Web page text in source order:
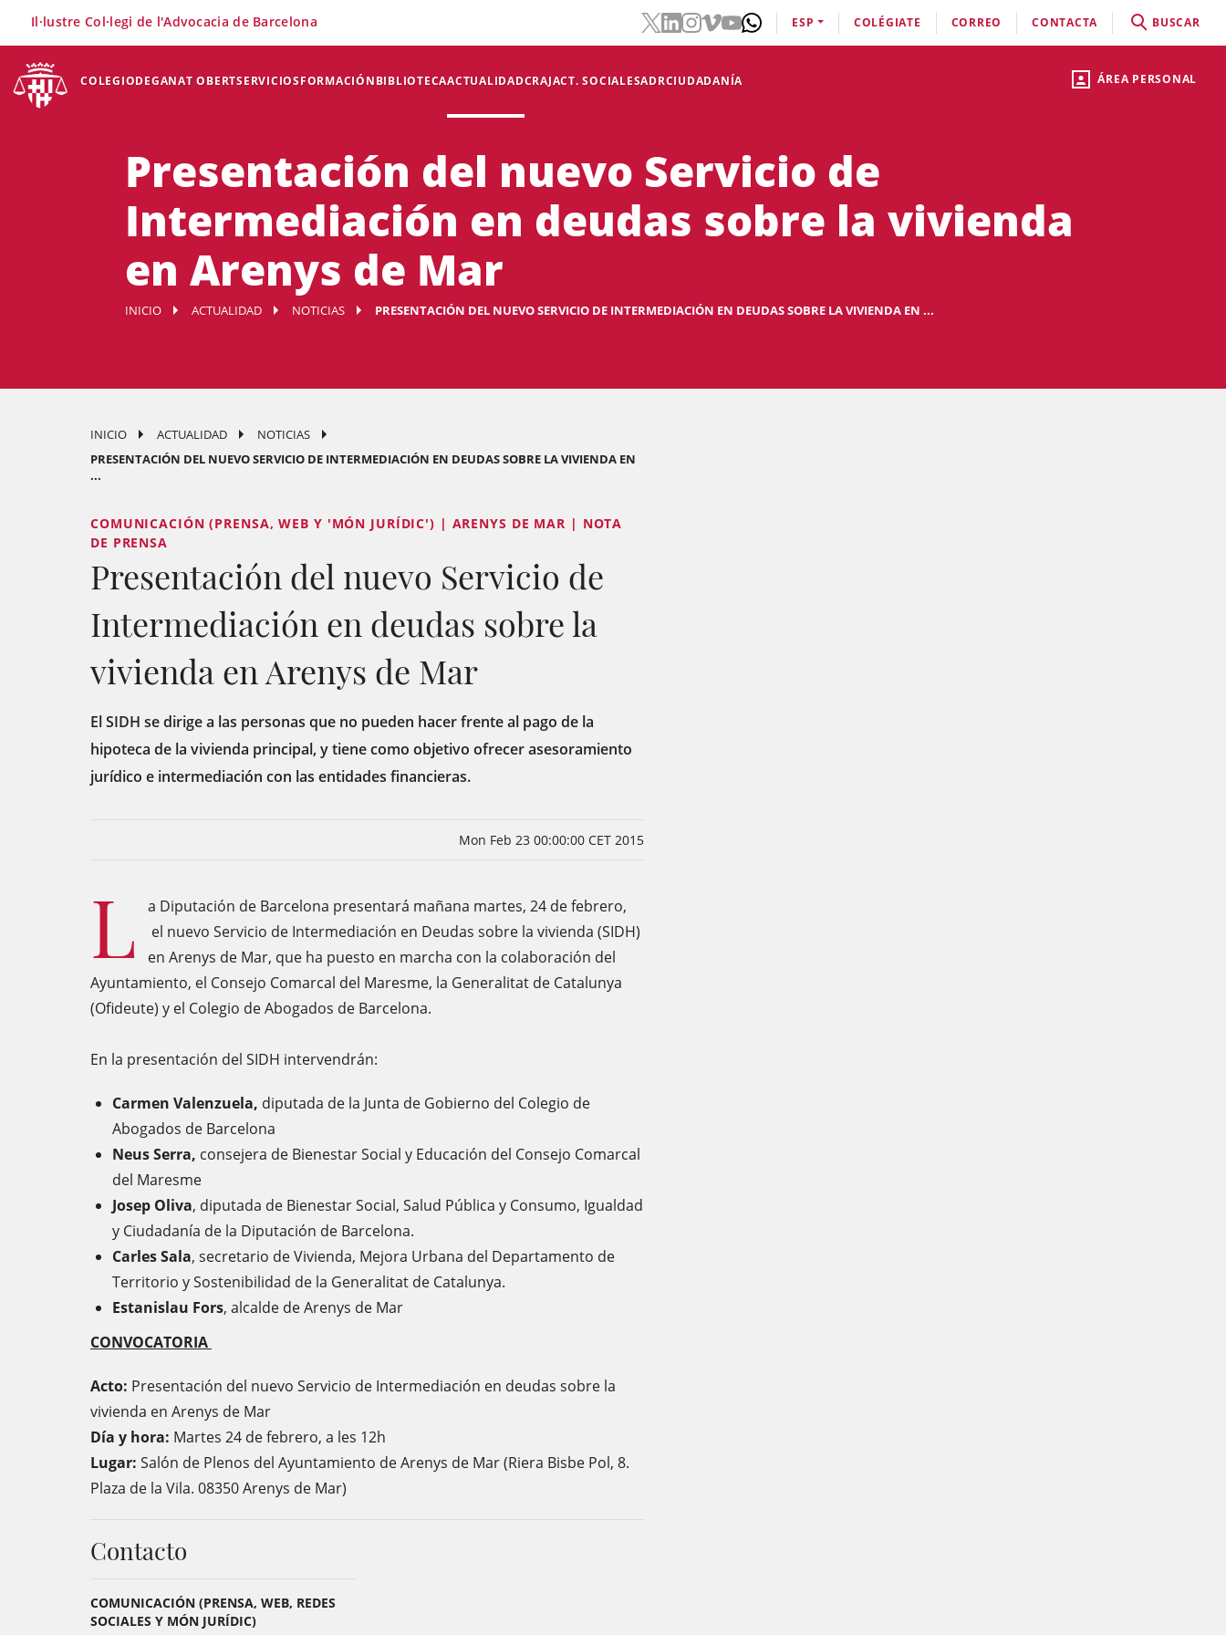
ÁREA PERSONAL
COLEGIODEGANAT OBERTSERVICIOSFORMACIÓNBIBLIOTECAACTUALIDADCRAJACT. SOCIALESADRCIUDADANÍA
Il·lustre Col·legi de l'Advocacia de Barcelona ESP COLÉGIATE CORREO CONTACTA BUSCAR
Presentación del nuevo Servicio de
Intermediación en deudas sobre la vivienda
en Arenys de Mar
INICIO ACTUALIDAD NOTICIAS PRESENTACIÓN DEL NUEVO SERVICIO DE INTERMEDIACIÓN EN DEUDAS SOBRE LA VIVIENDA EN ...
INICIO ACTUALIDAD
NOTICIAS
PRESENTACIÓN DEL NUEVO SERVICIO DE INTERMEDIACIÓN EN DEUDAS SOBRE LA VIVIENDA EN
...
COMUNICACIÓN (PRENSA, WEB Y 'MÓN JURÍDIC') | ARENYS DE MAR | NOTA
DE PRENSA
Presentación del nuevo Servicio de
Intermediación en deudas sobre la
vivienda en Arenys de Mar
El SIDH se dirige a las personas que no pueden hacer frente al pago de la
hipoteca de la vivienda principal, y tiene como objetivo ofrecer asesoramiento
jurídico e intermediación con las entidades financieras.
Mon Feb 23 00:00:00 CET 2015
L
a Diputación de Barcelona presentará mañana martes, 24 de febrero,
el nuevo Servicio de Intermediación en Deudas sobre la vivienda (SIDH)
en Arenys de Mar, que ha puesto en marcha con la colaboración del
Ayuntamiento, el Consejo Comarcal del Maresme, la Generalitat de Catalunya
(Ofideute) y el Colegio de Abogados de Barcelona.
En la presentación del SIDH intervendrán:
Carmen Valenzuela, diputada de la Junta de Gobierno del Colegio de
Abogados de Barcelona
Neus Serra, consejera de Bienestar Social y Educación del Consejo Comarcal
del Maresme
Josep Oliva, diputada de Bienestar Social, Salud Pública y Consumo, Igualdad
y Ciudadanía de la Diputación de Barcelona.
Carles Sala, secretario de Vivienda, Mejora Urbana del Departamento de
Territorio y Sostenibilidad de la Generalitat de Catalunya.
Estanislau Fors, alcalde de Arenys de Mar
CONVOCATORIA
Acto: Presentación del nuevo Servicio de Intermediación en deudas sobre la
vivienda en Arenys de Mar
Día y hora: Martes 24 de febrero, a les 12h
Lugar: Salón de Plenos del Ayuntamiento de Arenys de Mar (Riera Bisbe Pol, 8.
Plaza de la Vila. 08350 Arenys de Mar)
Contacto
COMUNICACIÓN (PRENSA, WEB, REDES
SOCIALES Y MÓN JURÍDIC)